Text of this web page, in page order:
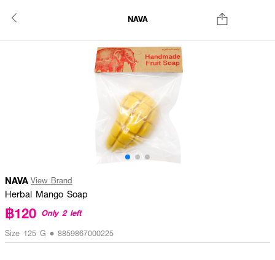
NAVA
NAVA View Brand
Herbal Mango Soap
฿120 Only 2 left
Size 125 G • 8859867000225